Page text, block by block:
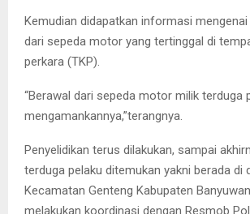
Kemudian didapatkan informasi
dari sepeda motor yang tertinggal di
perkara (TKP).
“Berawal dari sepeda motor milik terduga
mengamankannya,”terangnya.
Penyelidikan terus dilakukan, sampai
terduga pelaku ditemukan yakni berada di
Kecamatan Genteng Kabupaten
melakukan koordinasi dengan Resmob